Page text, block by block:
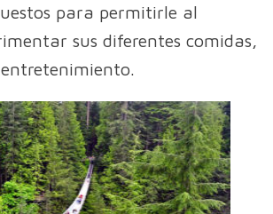
para permitirle al
sus diferentes comidas,